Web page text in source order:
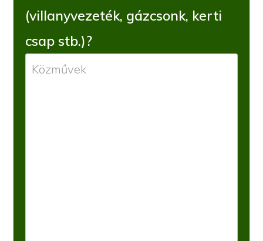
(villanyvezeték, gázcsonk, kerti
csap stb.)?